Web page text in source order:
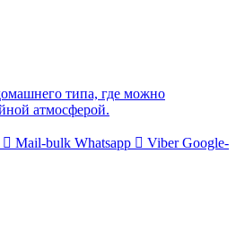
типа, где можно
атмосферой.
Mail-bulk Whatsapp Viber Google-